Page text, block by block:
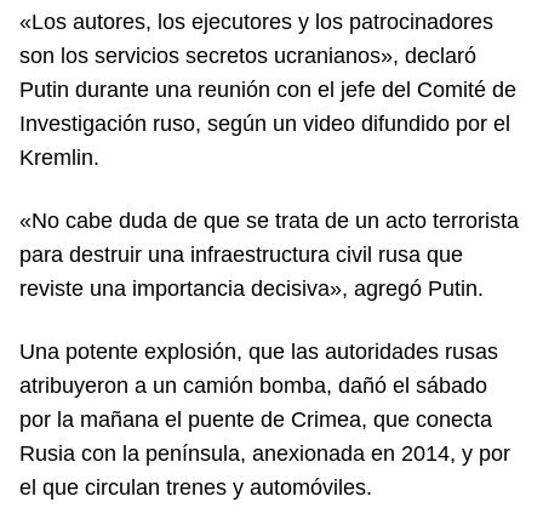
«Los autores, los ejecutores y los patrocinadores
son los servicios secretos ucranianos», declaró
Putin durante una reunión con el jefe del Comité de
Investigación ruso, según un video difundido por el
Kremlin.
«No cabe duda de que se trata de un acto terrorista
para destruir una infraestructura civil rusa que
reviste una importancia decisiva», agregó Putin.
Una potente explosión, que las autoridades rusas
atribuyeron a un camión bomba, dañó el sábado
por la mañana el puente de Crimea, que conecta
Rusia con la península, anexionada en 2014, y por
el que circulan trenes y automóviles.